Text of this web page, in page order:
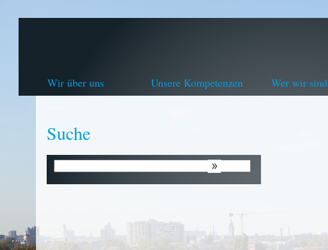
Wir über uns Unsere Kompetenzen Wer wir sind
Suche